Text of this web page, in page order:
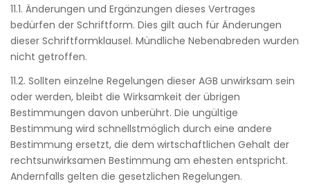
11.1. Änderungen und Ergänzungen dieses Vertrages
bedürfen der Schriftform. Dies gilt auch für Änderungen
dieser Schriftformklausel. Mündliche Nebenabreden wurden
nicht getroffen.
11.2. Sollten einzelne Regelungen dieser AGB unwirksam sein
oder werden, bleibt die Wirksamkeit der übrigen
Bestimmungen davon unberührt. Die ungültige
Bestimmung wird schnellstmöglich durch eine andere
Bestimmung ersetzt, die dem wirtschaftlichen Gehalt der
rechtsunwirksamen Bestimmung am ehesten entspricht.
Andernfalls gelten die gesetzlichen Regelungen.